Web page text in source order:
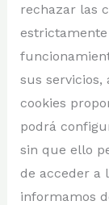
rechazar las
sus servicios,
cookies
podrá
sin que ello
de acceder a
informamos